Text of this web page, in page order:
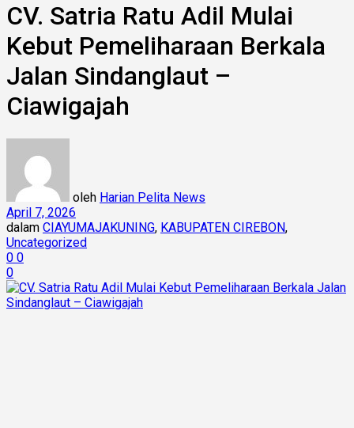
CV. Satria Ratu Adil Mulai
Kebut Pemeliharaan Berkala
Jalan Sindanglaut –
Ciawigajah
oleh Harian Pelita News
April 7, 2026
dalam CIAYUMAJAKUNING, KABUPATEN CIREBON,
Uncategorized
0 0
0